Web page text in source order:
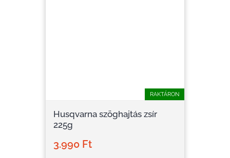
RAKTÁRON
Husqvarna szöghajtás zsír
225g
3.990 Ft